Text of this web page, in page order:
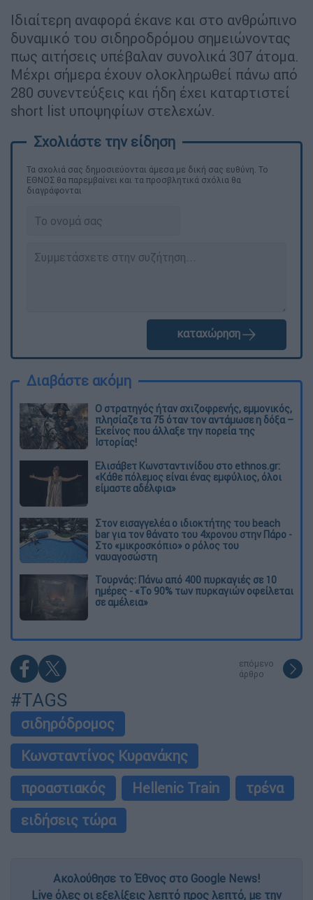
Ιδιαίτερη αναφορά έκανε και στο ανθρώπινο
δυναμικό του σιδηροδρόμου σημειώνοντας
πως αιτήσεις υπέβαλαν συνολικά 307 άτομα.
Μέχρι σήμερα έχουν ολοκληρωθεί πάνω από
280 συνεντεύξεις και ήδη έχει καταρτιστεί
short list υποψηφίων στελεχών.
Τα σχολιά σας δημοσιεύονται άμεσα με δική σας ευθύνη. Το
ΕΘΝΟΣ θα παρεμβαίνει και τα προσβλητικά σχόλια θα
διαγράφονται
καταχώρηση
Διαβάστε ακόμη
O στρατηγός ήταν σχιζοφρενής, εμμονικός,
πλησίαζε τα 75 όταν τον αντάμωσε η δόξα –
Εκείνος που άλλαξε την πορεία της
Ιστορίας!
Ελισάβετ Κωνσταντινίδου στο ethnos.gr:
«Κάθε πόλεμος είναι ένας εμφύλιος, όλοι
είμαστε αδέλφια»
Στον εισαγγελέα ο ιδιοκτήτης του beach
bar για τον θάνατο του 4χρονου στην Πάρο -
Στο «μικροσκόπιο» ο ρόλος του
ναυαγοσώστη
Τουρνάς: Πάνω από 400 πυρκαγιές σε 10
ημέρες - «Το 90% των πυρκαγιών οφείλεται
σε αμέλεια»
επόμενο
άρθρο
#TAGS
σιδηρόδρομος
Κωνσταντίνος Κυρανάκης
προαστιακός
Hellenic Train
τρένα
ειδήσεις τώρα
Ακολούθησε το Έθνος στο Google News!
Live όλες οι εξελίξεις λεπτό προς λεπτό, με την